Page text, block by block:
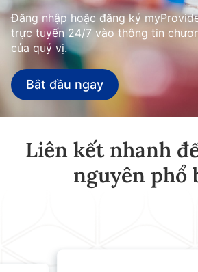
Đăng nhập hoặc đăng ký
trực tuyến 24/7 vào thông tin
của quý vị.
Bắt đầu ngay
Liên kết nhanh
nguyên phổ